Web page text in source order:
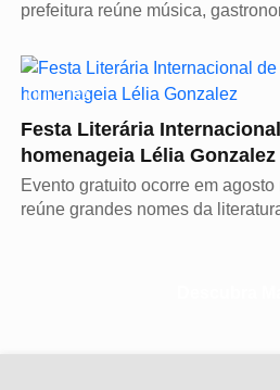
prefeitura reúne música,
CULTURA
Festa Literária
homenageia Lélia Gonzalez
Evento gratuito ocorre em
reúne grandes nomes da